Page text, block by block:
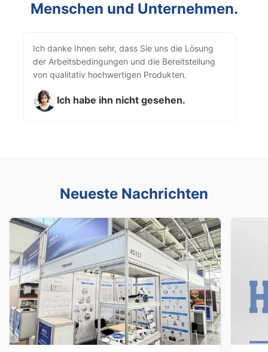
Menschen und Unternehmen.
Ich danke Ihnen sehr, dass Sie uns die Lösung
der Arbeitsbedingungen und die Bereitstellung
von qualitativ hochwertigen Produkten.
Ich habe ihn nicht gesehen.
Neueste Nachrichten